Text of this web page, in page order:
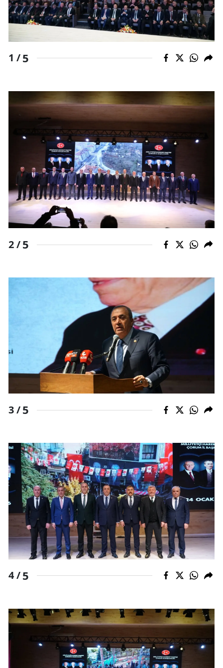
Samsun
Siirt
Sinop
Tekirdağ
Tokat
Trabzon
Tunceli
Şanlıurfa
Uşak
Van
Yozgat
Aksaray
Bayburt
Karaman
Kırıkkale
Batman
Şırnak
Bartın
Iğdır
Yalova
Karabük
Kilis
Osmaniye
Düzce
1 /5
2 /5
3 /5
4 /5